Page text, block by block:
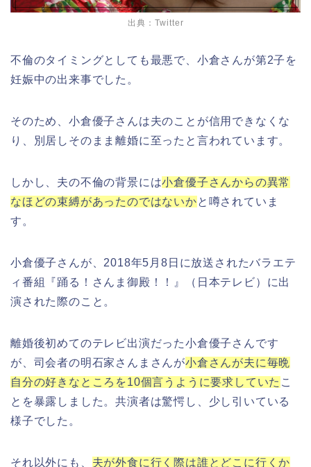
出典：Twitter
不倫のタイミングとしても最悪で、小倉さんが第2子を
妊娠中の出来事でした。
そのため、小倉優子さんは夫のことが信用できなくな
り、別居しそのまま離婚に至ったと言われています。
しかし、夫の不倫の背景には小倉優子さんからの異常
なほどの束縛があったのではないかと噂されていま
す。
小倉優子さんが、 2018年5 月8 日に放送されたバラエテ
ィ番組『踊る！さんま御殿！！』（日本テレビ）に出
演された際のこと。
離婚後初めてのテレビ出演だった小倉優子さんです
が、司会者の明石家さんまさんが小倉さんが夫に毎晩
自分の好きなところを10個言うように要求していた こ
とを暴露しました。共演者は驚愕し、少し引いている
様子でした。
それ以外にも、 夫が外食に行く際は誰とどこに行くか